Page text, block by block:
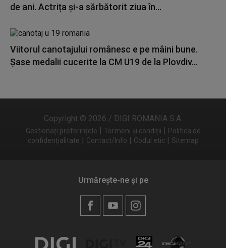
de ani. Actrița și-a sărbătorit ziua în...
Viitorul canotajului românesc e pe mâini bune.
Șase medalii cucerite la CM U19 de la Plovdiv...
Copyright © 2026 / DIGI ROMANIA S.A.
Gestionați preferințele | Termeni și condiții | Politica de
confidențialitate | Contact/Info | Codul etic | Sitemap
Urmărește-ne și pe